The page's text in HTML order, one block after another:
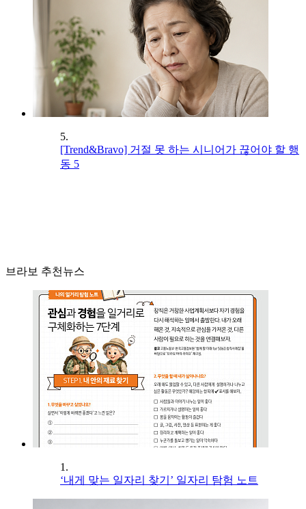
5.
[Trend&Bravo] 거절 못 하는 시니어가 끊어야 할 행
동 5
브라보 추천뉴스
1.
‘내게 맞는 일자리 찾기’ 일자리 탐험 노트